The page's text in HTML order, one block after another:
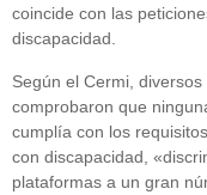
coincide con las
discapacidad.
Según el Cermi,
comprobaron que
cumplía con los
con discapacidad,
plataformas a un gran